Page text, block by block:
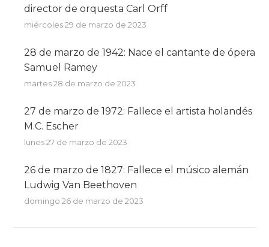
director de orquesta Carl Orff
miércoles 29 de marzo de 2023
28 de marzo de 1942: Nace el cantante de ópera
Samuel Ramey
martes 28 de marzo de 2023
27 de marzo de 1972: Fallece el artista holandés
M.C. Escher
lunes 27 de marzo de 2023
26 de marzo de 1827: Fallece el músico alemán
Ludwig Van Beethoven
domingo 26 de marzo de 2023